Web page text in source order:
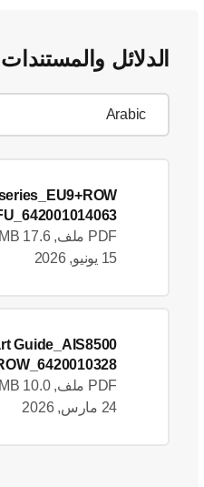
الدلائل والمستندات
series_EU9+ROW
PDF ملف, 17.6 MB
15 يونيو, 2026
Guide_AIS8500
34
PDF ملف, 10.0 MB
24 مارس, 2026